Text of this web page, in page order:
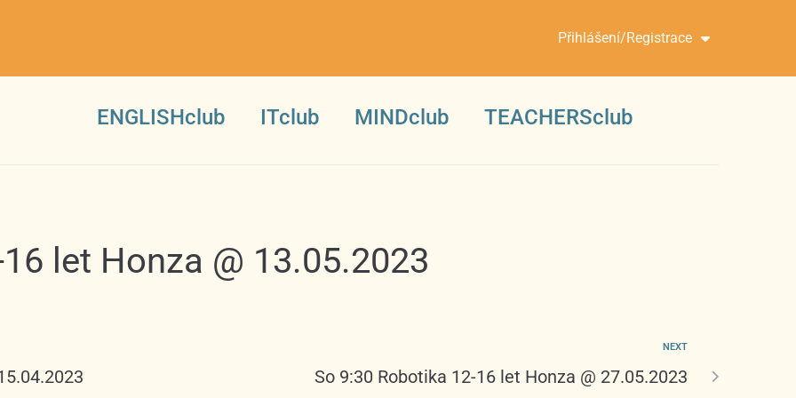
Přihlášení/Registrace
ENGLISHclub ITclub MINDclub TEACHERSclub
let Honza @ 13.05.2023
NEXT
So 9:30 Robotika 12-16 let Honza @ 27.05.2023